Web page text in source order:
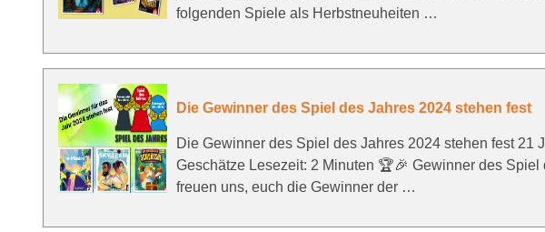
folgenden Spiele als Herbstneuheiten …
Die Gewinner des Spiel des Jahres 2024 stehen fest
Die Gewinner des Spiel des Jahres 2024 stehen fest 21
Geschätze Lesezeit: 2 Minuten 🏆🎉 Gewinner des
freuen uns, euch die Gewinner der …